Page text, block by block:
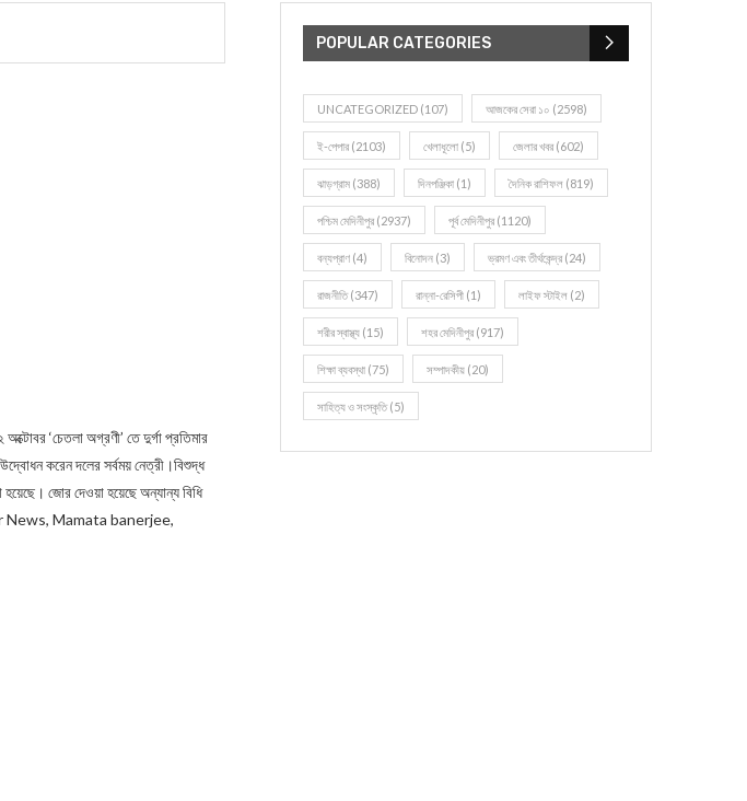
‘চেতলা অগ্রণী’ তে দুর্গা প্রতিম‍ার
করেন দলের সর্বময় নেত্রী।বিশুদ্ধ
জোর দেওয়া হয়েছে অন্যান্য বিধি
Mamata banerjee,
POPULAR CATEGORIES
UNCATEGORIZED (107) আজকের সেরা ১০ (2598)
ই-পেপার (2103) খেলাধূলো (5) জেলার খবর (602)
ঝাড়গ্রাম (388) দিনপঞ্জিকা (1) দৈনিক রাশিফল (819)
পশ্চিম মেদিনীপুর (2937) পূর্ব মেদিনীপুর (1120)
বন্যপ্রাণ (4) বিনোদন (3) ভ্রমণ এবং তীর্থকেন্দ্র (24)
রাজনীতি(347) রান্না-রেসিপী (1) লাইফ স্টাইল (2)
শরীর স্বাস্থ্য (15) শহর মেদিনীপুর (917)
শিক্ষা ব্যবস্থা (75) সম্পাদকীয় (20)
সাহিত্য ও সংস্কৃতি(5)